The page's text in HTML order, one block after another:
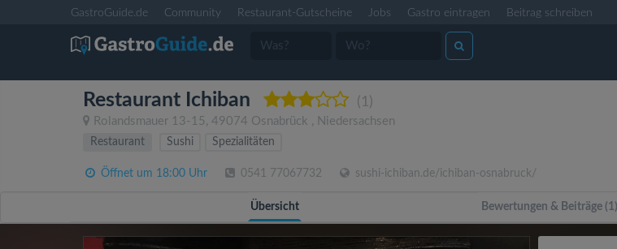
GastroGuide.de Community Restaurant-Gutscheine Jobs Gastro eintragen Beitrag schreiben
Restaurant Ichiban (1)
Rolandsmauer 13-15 , 49074 Osnabrück , Niedersachsen
Restaurant
Sushi Spezialitäten
Öffnet um 18:00 Uhr 0541 77067732 sushi-ichiban.de/ichiban-osnabruck/
Übersicht Bewertungen & Beiträge (1)